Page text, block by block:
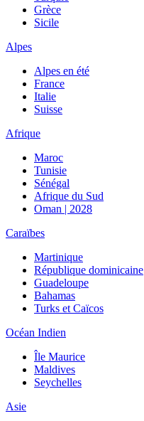
Grèce
Sicile
Alpes
Alpes en été
France
Italie
Suisse
Afrique
Maroc
Tunisie
Sénégal
Afrique du Sud
Oman | 2028
Caraïbes
Martinique
République dominicaine
Guadeloupe
Bahamas
Turks et Caïcos
Océan Indien
Île Maurice
Maldives
Seychelles
Asie